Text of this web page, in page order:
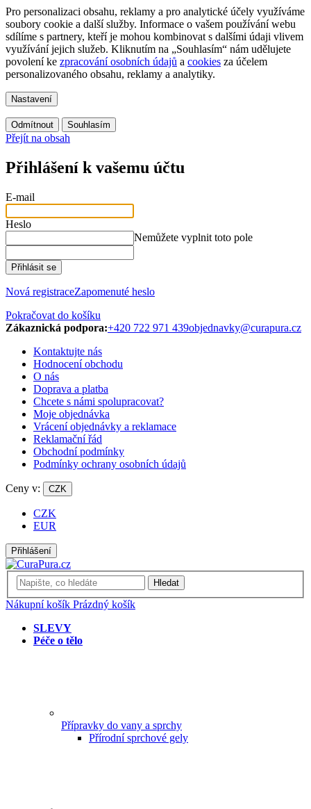
Pro personalizaci obsahu, reklamy a pro analytické účely využíváme
soubory cookie a další služby. Informace o vašem používání webu
sdílíme s partnery, kteří je mohou kombinovat s dalšími údaji vlivem
využívání jejich služeb. Kliknutím na „Souhlasím“ nám udělujete
povolení ke zpracování osobních údajů a cookies za účelem
personalizovaného obsahu, reklamy a analytiky.
Nastavení
Odmítnout Souhlasím
Přejít na obsah
Přihlášení k vašemu účtu
E-mail
Heslo
Nemůžete vyplnit toto pole
Přihlásit se
Nová registraceZapomenuté heslo
Pokračovat do košíku
Zákaznická podpora:+420 722 971 439objednavky@curapura.cz
Kontaktujte nás
Hodnocení obchodu
O nás
Doprava a platba
Chcete s námi spolupracovat?
Moje objednávka
Vrácení objednávky a reklamace
Reklamační řád
Obchodní podmínky
Podmínky ochrany osobních údajů
Ceny v: CZK
CZK
EUR
Přihlášení
Hledat
Nákupní košík Prázdný košík
SLEVY
Péče o tělo
Přípravky do vany a sprchy
Přírodní sprchové gely